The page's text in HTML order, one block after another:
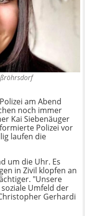
am Abend
noch immer
Kai Siebenäuger
Polizei vor
laufen die
um die Uhr. Es
in Zivil klopfen an
"Unsere
Umfeld der
Gerhardi